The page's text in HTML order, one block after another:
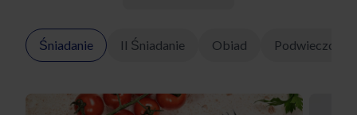
Śniadanie II Śniadanie Obiad Podwieczorek